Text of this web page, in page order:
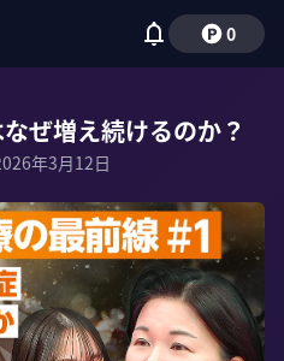
0
ぜ増え続けるのか？
年3月12日